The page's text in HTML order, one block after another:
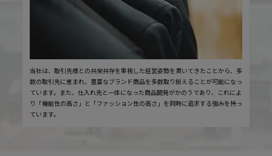
当社は、取引先様との共栄共存を重視した経営姿勢を貫いてきたことから、多
数の取引先に恵まれ、豊富なブランド商品を多数取り揃えることが可能になっ
ています。また、仕入れ先と一体になった商品開発がかのうであり、これによ
り「機能性の高さ」と「ファッション性の高さ」を同時に追求する強みを持っ
ています。